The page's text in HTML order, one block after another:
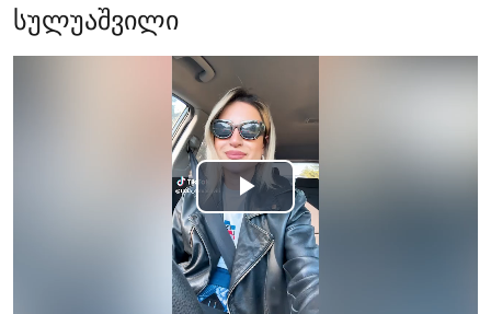
სულუაშვილი
Play
Video